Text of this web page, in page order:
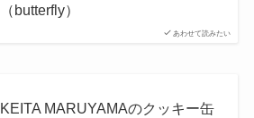
あわせて読みたい
（butterfly）
KEITA MARUYAMAのクッキー缶